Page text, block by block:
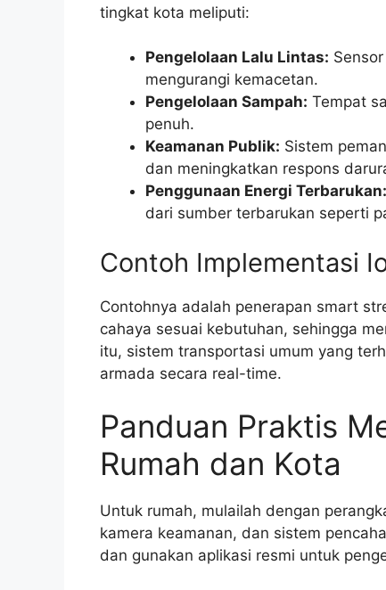
tingkat kota meliputi:
Pengelolaan Lalu Lintas:
mengurangi kemacetan.
Pengelolaan Sampah: Tempat
penuh.
Keamanan Publik: Sistem
dan meningkatkan respons
Penggunaan Energi Terbarukan:
dari sumber terbarukan seperti
Contoh Implementasi
Contohnya adalah penerapan smart
cahaya sesuai kebutuhan, sehingga
itu, sistem transportasi umum yang
armada secara real-time.
Panduan Praktis
Rumah dan Kota
Untuk rumah, mulailah dengan
kamera keamanan, dan sistem
dan gunakan aplikasi resmi untuk